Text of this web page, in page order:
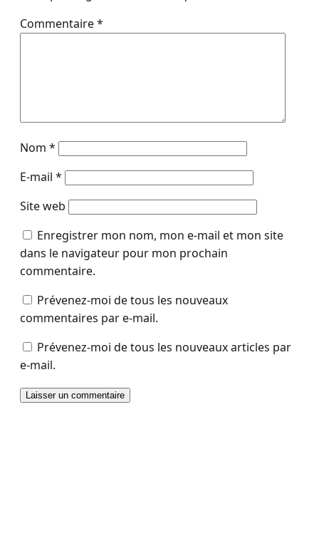
Commentaire*
Nom *
E-mail *
Site web
Enregistrer mon nom, mon e-mail et mon site
dans le navigateur pour mon prochain
commentaire.
Prévenez-moi de tous les nouveaux
commentaires par e-mail.
Prévenez-moi de tous les nouveaux articles par
e-mail.